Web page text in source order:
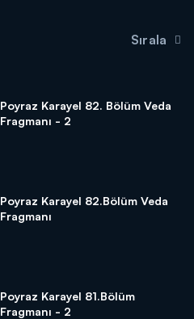
Sırala
Poyraz Karayel 82. Bölüm Veda
Fragmanı - 2
Poyraz Karayel 82.Bölüm Veda
Fragmanı
Poyraz Karayel 81.Bölüm
Fragmanı - 2